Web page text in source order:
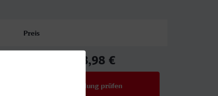
Preis
68,98 €
Verbindung prüfen